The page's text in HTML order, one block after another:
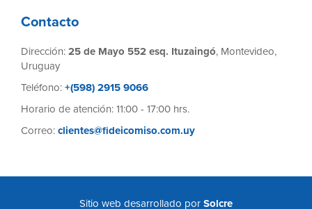
Contacto
Dirección: 25 de Mayo 552 esq. Ituzaingó, Montevideo,
Uruguay
Teléfono: +(598) 2915 9066
Horario de atención: 11:00 - 17:00 hrs.
Correo: clientes@fideicomiso.com.uy
Sitio web desarrollado por Solcre